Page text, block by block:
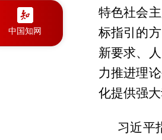
中国知网
特色社会
标指引的
新要求、
力推进理
化提供强
习近平